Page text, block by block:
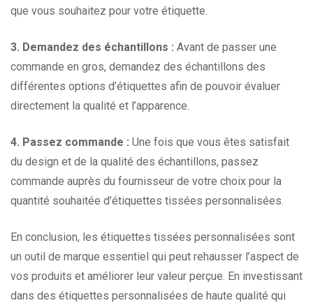
que vous souhaitez pour votre étiquette.
3. Demandez des échantillons : Avant de passer une
commande en gros, demandez des échantillons des
différentes options d’étiquettes afin de pouvoir évaluer
directement la qualité et l’apparence.
4. Passez commande : Une fois que vous êtes satisfait
du design et de la qualité des échantillons, passez
commande auprès du fournisseur de votre choix pour la
quantité souhaitée d’étiquettes tissées personnalisées.
En conclusion, les étiquettes tissées personnalisées sont
un outil de marque essentiel qui peut rehausser l’aspect de
vos produits et améliorer leur valeur perçue. En investissant
dans des étiquettes personnalisées de haute qualité qui